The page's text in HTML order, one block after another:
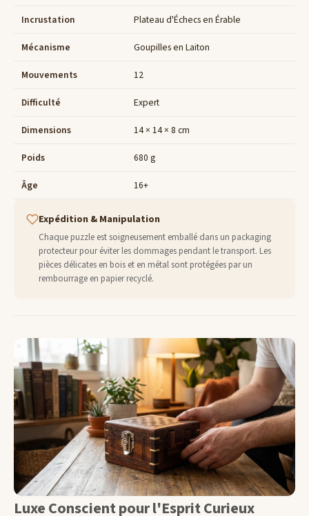
Incrustation Plateau d'Échecs en Érable
Mécanisme Goupilles en Laiton
Mouvements 12
Difficulté Expert
Dimensions 14 × 14 × 8 cm
Poids 680 g
Âge 16+
Expédition & Manipulation
Chaque puzzle est soigneusement emballé dans un packaging
protecteur pour éviter les dommages pendant le transport. Les
pièces délicates en bois et en métal sont protégées par un
rembourrage en papier recyclé.
Luxe Conscient pour l'Esprit Curieux